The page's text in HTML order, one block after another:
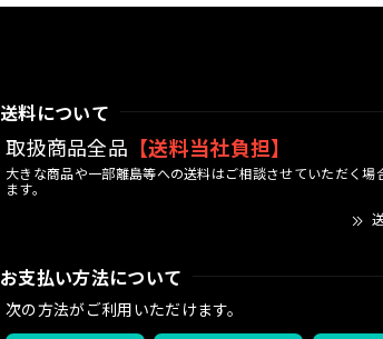
送料について
取扱商品全品 【送料当社負担】
大きな商品や一部離島等への送料はご相談させていただく場
ます。
お支払い方法について
次の方法がご利用いただけます。